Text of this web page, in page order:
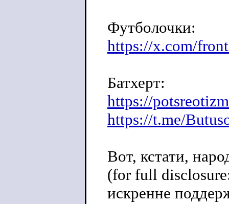
Футболочки:
https://x.com/
Батхерт:
https://
https://t.me/
Вот, кстати,
(for full
искренне